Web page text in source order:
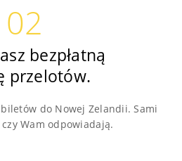
02
bezpłatną
przelotów.
do Nowej Zelandii. Sami
Wam odpowiadają.